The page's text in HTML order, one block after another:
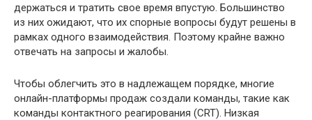
держаться и тратить свое время впустую. Большинство
из них ожидают, что их спорные вопросы будут решены в
рамках одного взаимодействия. Поэтому крайне важно
отвечать на запросы и жалобы.
Чтобы облегчить это в надлежащем порядке, многие
онлайн-платформы продаж создали команды, такие как
команды контактного реагирования (CRT). Низкая